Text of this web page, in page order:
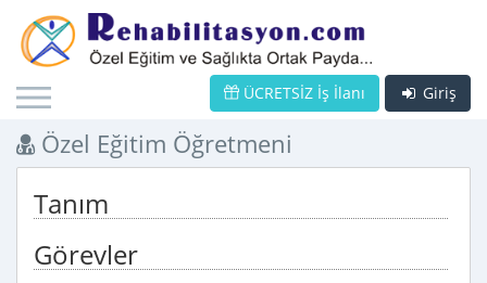
Giriş
ÜCRETSİZ İş İlanı
Özel Eğitim Öğretmeni
Tanım
Görevler